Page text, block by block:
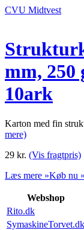
CVU Midtvest
mm, 250
10ark
Karton med fin
mere)
29 kr. (Vis fragtpris)
Læs mere »Køb nu »
Webshop
Rito.dk
SymaskineTorvet.dk